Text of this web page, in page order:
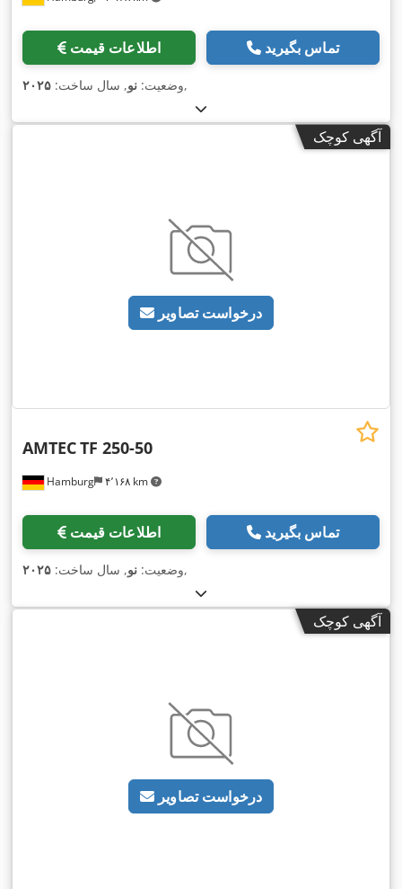
اطلاعات قیمت تماس بگیرید
وضعیت: نو, سال ساخت: ۲۰۲۵ ,
آگهی کوچک
درخواست تصاویر
Hamburg ۴٬۱۶۸ km
AMTECTF 250-50
اطلاعات قیمت تماس بگیرید
وضعیت: نو, سال ساخت: ۲۰۲۵ ,
آگهی کوچک
درخواست تصاویر